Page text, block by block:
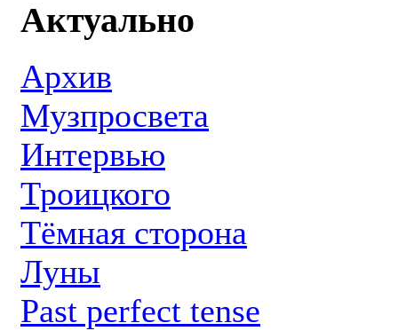
Актуально
Архив
Музпросвета
Интервью
Троицкого
Тёмная сторона
Луны
Past perfect tense